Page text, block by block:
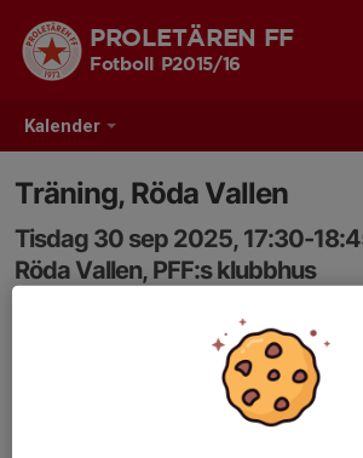
Kalender
PROLETÄREN FF
Fotboll P2015/16
Träning, Röda Vallen
Tisdag 30 sep 2025, 17:30-
Röda Vallen, PFF:s klubbhus